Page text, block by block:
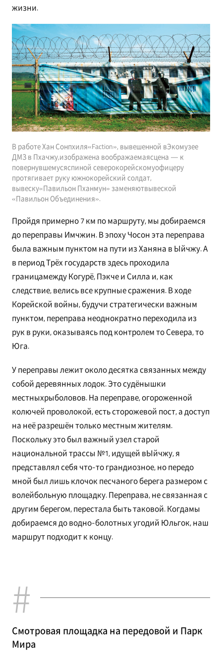
жизни.
В работе Хан Сонпхиля«Faction», вывешенной вЭкомузее
ДМЗ в Пхачжу,изображена воображаемаясцена — к
повернувшемусяспиной северокорейскомуофицеру
протягивает руку южнокорейский солдат,
вывеску«Павильон Пханмун» заменяютвывеской
«Павильон Объединения».
Пройдя примерно 7 км по маршруту, мы добираемся
до переправы Имчжин. В эпоху Чосон эта переправа
была важным пунктом на пути из Ханяна в Ыйчжу. А
в период Трёх государств здесь проходила
границамежду Когурё, Пэкче и Силла и, как
следствие, велись все крупные сражения. В ходе
Корейской войны, будучи стратегически важным
пунктом, переправа неоднократно переходила из
рук в руки, оказываясь под контролем то Севера, то
Юга.
У переправы лежит около десятка связанных между
собой деревянных лодок. Это судёнышки
местныхрыболовов. На переправе, огороженной
колючей проволокой, есть сторожевой пост, а доступ
на неё разрешён только местным жителям.
Поскольку это был важный узел старой
национальной трассы №1, идущей вЫйчжу, я
представлял себя что-то грандиозное, но передо
мной был лишь клочок песчаного берега размером с
волейбольную площадку. Переправа, не связанная с
другим берегом, перестала быть таковой. Когдамы
добираемся до водно-болотных угодий Юльгок, наш
маршрут подходит к концу.
Смотровая площадка на передовой и Парк
Мира